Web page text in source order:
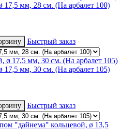
мм, 28 cм. (На арбалет 100)
Быстрый заказ
мм, 30 cм. (На арбалет 105)
Быстрый заказ